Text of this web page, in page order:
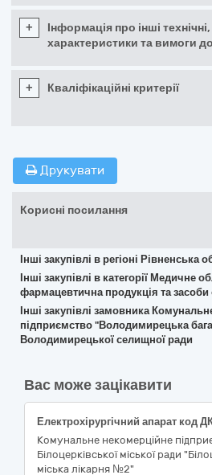
+
Інформація про інші технічні,
характеристики та вимоги
+ Кваліфікаційні критерії
Друкувати
Корисні посилання
Інші закупівлі в регіоні Рівненська
Інші закупівлі в категорії Медичне
фармацевтична продукція та засоби
Інші закупівлі замовника
підприємство "Володимирецька
Володимирецької селищної ради
Вас може зацікавити
Комунальне некомерційне
Білоцерківської міської ради
міська лікарня №2"